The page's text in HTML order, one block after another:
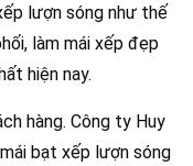
lượn sóng như thế
làm mái xếp đẹp
hiện nay.
hàng. Công ty Huy
bạt xếp lượn sóng